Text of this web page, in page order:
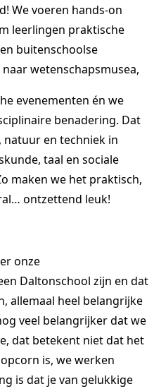
We voeren hands-on
leerlingen praktische
buitenschoolse
wetenschapsmusea,
evenementen én we
benadering. Dat
natuur en techniek in
taal en sociale
maken we het praktisch,
ontzettend leuk!
onze
Daltonschool zijn en dat
allemaal heel belangrijke
veel belangrijker dat we
dat betekent niet dat het
is, we werken
is dat je van gelukkige